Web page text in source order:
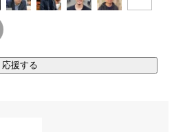
ドホールの運営】
課題解決に特化した企画/デザイ
応援する